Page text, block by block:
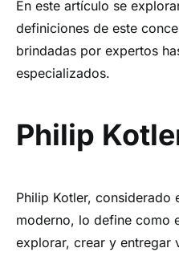
En este artículo se
definiciones de este
brindadas por expertos
especializados.
Philip
Philip Kotler, considerado
moderno, lo define como
explorar, crear y entregar